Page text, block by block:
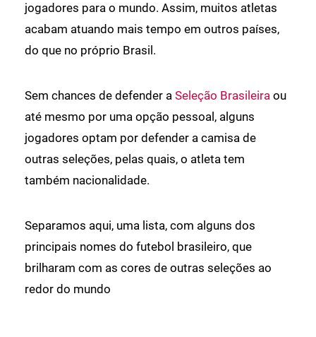
jogadores para o mundo. Assim, muitos atletas
acabam atuando mais tempo em outros países,
do que no próprio Brasil.
Sem chances de defender a Seleção Brasileira ou
até mesmo por uma opção pessoal, alguns
jogadores optam por defender a camisa de
outras seleções, pelas quais, o atleta tem
também nacionalidade.
Separamos aqui, uma lista, com alguns dos
principais nomes do futebol brasileiro, que
brilharam com as cores de outras seleções ao
redor do mundo